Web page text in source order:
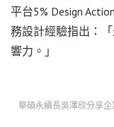
平台5% Design
務設計經驗指出：
響力。」
華碩永續長吳澤欣分享